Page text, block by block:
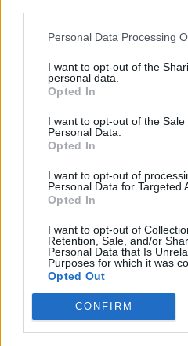
Personal Data Processing
I want to opt-out of the
personal data.
Opted In
I want to opt-out of the Sale
Personal Data.
Opted In
I want to opt-out of
Personal Data for Targeted
Opted In
I want to opt-out of
Retention, Sale, and/or
Personal Data that Is
Purposes for which it was
Opted Out
CONFIRM
A
gyűjteménye
Elyna Robbs:
A világ